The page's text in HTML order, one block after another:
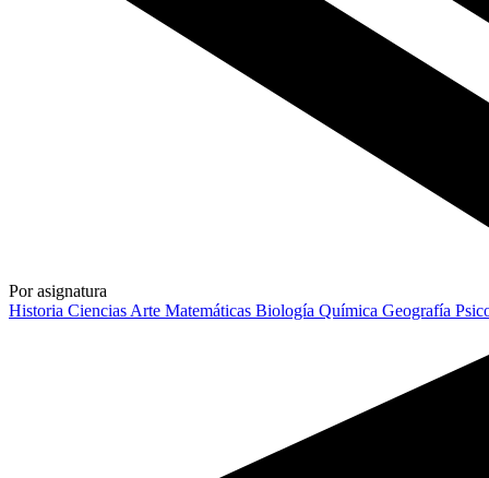
Por asignatura
Historia Ciencias Arte Matemáticas Biología Química Geografía